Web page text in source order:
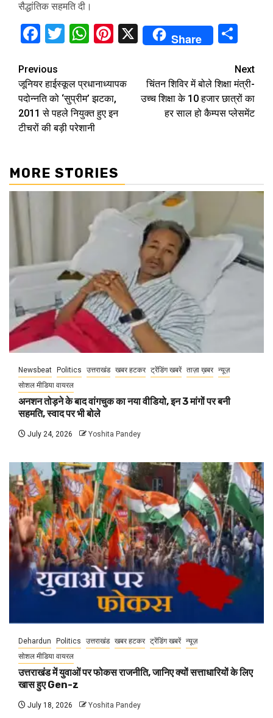
सैद्धांतिक सहमति दी।
Facebook
Twitter
WhatsApp
Pinterest
X Share
Continue
Reading
Previous
जूनियर हाईस्कूल प्रधानाध्यापक
पदोन्नति को ‘सुप्रीम’ झटका,
2011 से पहले नियुक्त हुए इन
टीचरों की बड़ी परेशानी
Next
चिंतन शिविर में बोले शिक्षा मंत्री-
उच्च शिक्षा के 10 हजार छात्रों का
हर साल हो कैम्पस प्लेसमेंट
MORE STORIES
Newsbeat Politics उत्तराखंड खबर हटकर ट्रेंडिंग खबरें ताज़ा ख़बर न्यूज़
सोशल मीडिया वायरल
अनशन तोड़ने के बाद वांगचुक का नया वीडियो, इन 3 मांगों पर बनी
सहमति, स्वाद पर भी बोले
July 24, 2026 Yoshita Pandey
Dehardun Politics उत्तराखंड खबर हटकर ट्रेंडिंग खबरें न्यूज़
सोशल मीडिया वायरल
उत्तराखंड में युवाओं पर फोकस राजनीति, जानिए क्यों सत्ताधारियों के लिए
खास हुए Gen-z
July 18, 2026 Yoshita Pandey